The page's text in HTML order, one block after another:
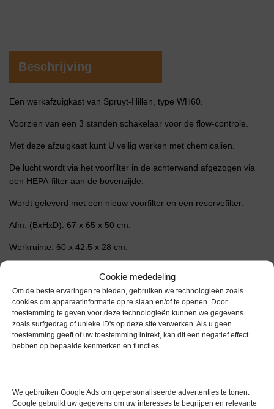
Cookie mededeling
Om de beste ervaringen te bieden, gebruiken we technologieën zoals
cookies om apparaatinformatie op te slaan en/of te openen. Door
toestemming te geven voor deze technologieën kunnen we gegevens
zoals surfgedrag of unieke ID's op deze site verwerken. Als u geen
toestemming geeft of uw toestemming intrekt, kan dit een negatief effect
hebben op bepaalde kenmerken en functies.
We gebruiken Google Ads om gepersonaliseerde advertenties te tonen.
Google gebruikt uw gegevens om uw interesses te begrijpen en relevante
Beschrijving
Een werkafzuigkast van Spruyt-Hillen, type WH60.
Voorzien van een 3 standen schakelaar voor de flow-controle.
Met deze afzuigkast kunt U veilig werken met chemicalien.
De lucht wordt via het voorfilter in de achterwand afgezogen via
een HEPA-filter aan de bovenzijde.
Wordt geleverd met een nieuw voorfilter en een reservefilter.
Afm. (BxHxD): 67 x 65 x 50 cm.
Werkruinte: 60 x 42.5 x 28 cm.
Extra informatie
Gewicht 0,0 kg
Garantie 1 maand